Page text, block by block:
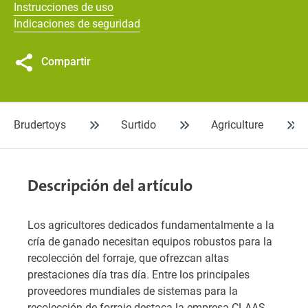
Instrucciones de uso
Indicaciones de seguridad
Compartir
Brudertoys Surtido Agriculture
Descripción del artículo
Los agricultores dedicados fundamentalmente a la
cría de ganado necesitan equipos robustos para la
recolección del forraje, que ofrezcan altas
prestaciones día tras día. Entre los principales
proveedores mundiales de sistemas para la